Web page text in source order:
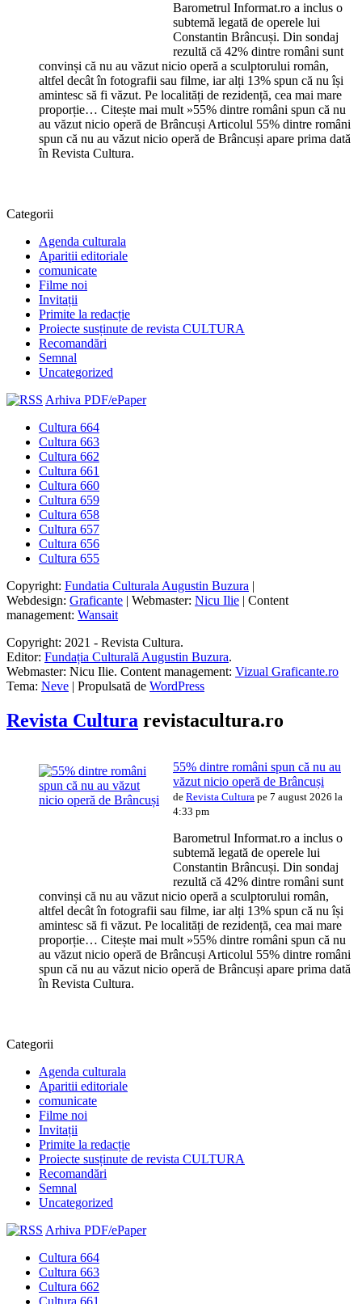
Barometrul Informat.ro a inclus o
subtemă legată de operele lui
Constantin Brâncuși. Din sondaj
rezultă că 42% dintre români sunt
convinși că nu au văzut nicio operă a sculptorului român,
altfel decât în fotografii sau filme, iar alți 13% spun că nu își
amintesc să fi văzut. Pe localități de rezidență, cea mai mare
proporție… Citește mai mult »55% dintre români spun că nu
au văzut nicio operă de Brâncuși Articolul 55% dintre români
spun că nu au văzut nicio operă de Brâncuși apare prima dată
în Revista Cultura.
Categorii
Agenda culturala
Aparitii editoriale
comunicate
Filme noi
Invitații
Primite la redacție
Proiecte susținute de revista CULTURA
Recomandări
Semnal
Uncategorized
Arhiva PDF/ePaper
Cultura 664
Cultura 663
Cultura 662
Cultura 661
Cultura 660
Cultura 659
Cultura 658
Cultura 657
Cultura 656
Cultura 655
Copyright: Fundatia Culturala Augustin Buzura |
Webdesign: Graficante | Webmaster: Nicu Ilie | Content
management: Wansait
Copyright: 2021 - Revista Cultura.
Editor: Fundația Culturală Augustin Buzura.
Webmaster: Nicu Ilie. Content management: Vizual Graficante.ro
Tema: Neve | Propulsată de WordPress
Revista Cultura revistacultura.ro
55% dintre români spun că nu au
văzut nicio operă de Brâncuși
de Revista Cultura pe 7 august 2026 la
4:33 pm
Barometrul Informat.ro a inclus o
subtemă legată de operele lui
Constantin Brâncuși. Din sondaj
rezultă că 42% dintre români sunt
convinși că nu au văzut nicio operă a sculptorului român,
altfel decât în fotografii sau filme, iar alți 13% spun că nu își
amintesc să fi văzut. Pe localități de rezidență, cea mai mare
proporție… Citește mai mult »55% dintre români spun că nu
au văzut nicio operă de Brâncuși Articolul 55% dintre români
spun că nu au văzut nicio operă de Brâncuși apare prima dată
în Revista Cultura.
Categorii
Agenda culturala
Aparitii editoriale
comunicate
Filme noi
Invitații
Primite la redacție
Proiecte susținute de revista CULTURA
Recomandări
Semnal
Uncategorized
Arhiva PDF/ePaper
Cultura 664
Cultura 663
Cultura 662
Cultura 661